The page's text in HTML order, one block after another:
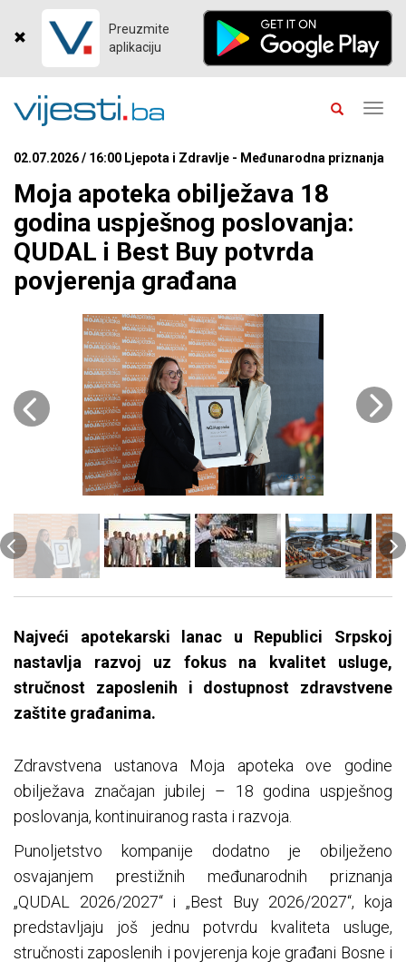
Preuzmite
aplikaciju
02.07.2026 / 16:00 Ljepota i Zdravlje - Međunarodna priznanja
Moja apoteka obilježava 18
godina uspješnog poslovanja:
QUDAL i Best Buy potvrda
povjerenja građana
Najveći apotekarski lanac u Republici Srpskoj
nastavlja razvoj uz fokus na kvalitet usluge,
stručnost zaposlenih i dostupnost zdravstvene
zaštite građanima.
Zdravstvena ustanova Moja apoteka ove godine
obilježava značajan jubilej – 18 godina uspješnog
poslovanja, kontinuiranog rasta i razvoja.
Punoljetstvo kompanije dodatno je obilježeno
osvajanjem prestižnih međunarodnih priznanja
„QUDAL 2026/2027“ i „Best Buy 2026/2027“, koja
predstavljaju još jednu potvrdu kvaliteta usluge,
stručnosti zaposlenih i povjerenja koje građani Bosne i